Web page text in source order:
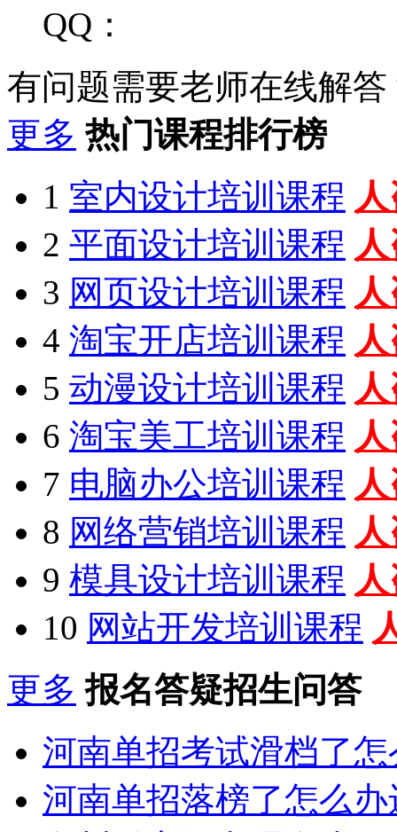
QQ：
有问题需要老师在线解答
更多 热门课程排行榜
1 室内设计培训课程
2 平面设计培训课程
3 网页设计培训课程
4 淘宝开店培训课程
5 动漫设计培训课程
6 淘宝美工培训课程
7 电脑办公培训课程
8 网络营销培训课程
9 模具设计培训课程
10 网站开发培训课程
更多 报名答疑招生问答
河南单招考试滑档了
河南单招落榜了怎么